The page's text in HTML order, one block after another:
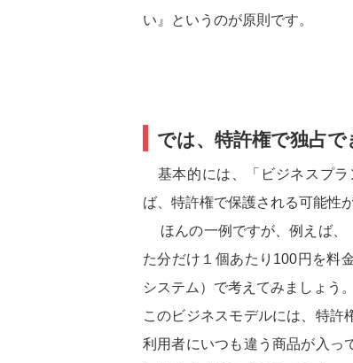
い』というのが原則です。
では、特許権で独占
基本的には、「ビジネスプラ
ば、特許権で保護される可能性
ほんの一例ですが、例えば、
た分だけ１個あたり100円を料
システム）で考えてみましょう。
このビジネスモデルには、特許
利用者にいつも違う商品が入っ